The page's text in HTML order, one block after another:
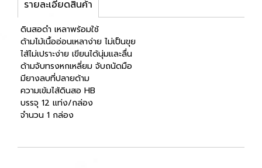
รายละเอียดสินค้า
ดินสอดำ เหลาพร้อมใช้
ด้ามไม้เนื้ออ่อนเหลาง่าย ไม่เป็นขุย
ไส้ไม่เปราะง่าย เขียนได้นุ่มและลื่น
ด้ามจับทรงหกเหลี่ยม จับถนัดมือ
มียางลบที่ปลายด้าม
ความเข้มไส้ดินสอ HB
บรรจุ 12 แท่ง/กล่อง
จำนวน 1 กล่อง